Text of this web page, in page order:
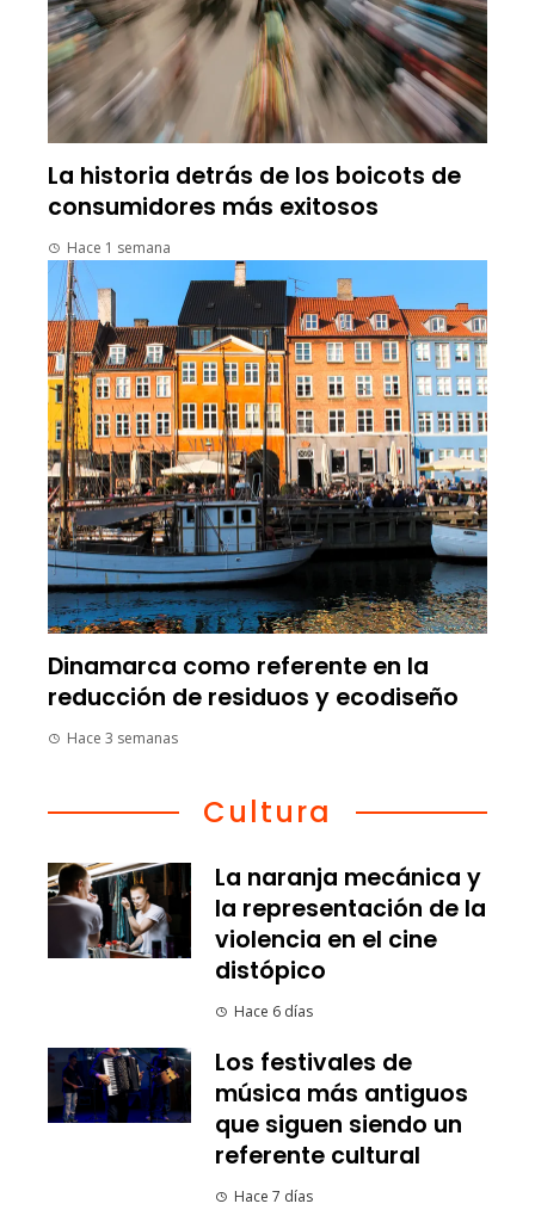
La historia detrás de los boicots de
consumidores más exitosos
Hace 1 semana
Dinamarca como referente en la
reducción de residuos y ecodiseño
Hace 3 semanas
Cultura
La naranja mecánica y
la representación de la
violencia en el cine
distópico
Hace 6 días
Los festivales de
música más antiguos
que siguen siendo un
referente cultural
Hace 7 días